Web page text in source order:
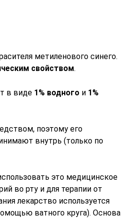
метиленового синего.
свойством.
в виде 1% водного и 1%
поэтому его
внутрь (только по
это медицинское
во рту и для терапии от
лекарство используется
ватного круга). Основа